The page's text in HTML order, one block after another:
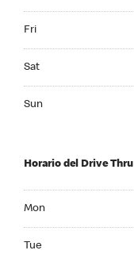
Fri
Sat
Sun
Horario del Drive Thru
Mon
Tue